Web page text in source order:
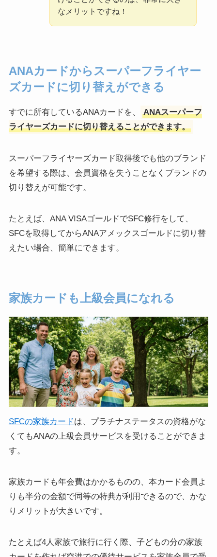
なメリットですね！
ANAカードからスーパーフライヤー
ズカードに切り替えができる
すでに所有しているANAカードを、
ANAスーパーフ
ライヤーズカードに切り替えることができます。
スーパーフライヤーズカード取得後でも他のブランド
を希望する際は、会員資格を失うことなくブランドの
切り替えが可能です。
たとえば、ANA VISAゴールドでSFC修行をして、
SFCを取得してからANAアメックスゴールドに切り替
えたい場合、簡単にできます。
家族カードも上級会員になれる
SFCの家族カードは、プラチナステータスの資格がな
くてもANAの上級会員サービスを受けることができま
す。
家族カードも年会費はかかるものの、本カード会員よ
りも半分の金額で同等の特典が利用できるので、かな
りメリットが大きいです。
たとえば4人家族で旅行に行く際、子どもの分の家族